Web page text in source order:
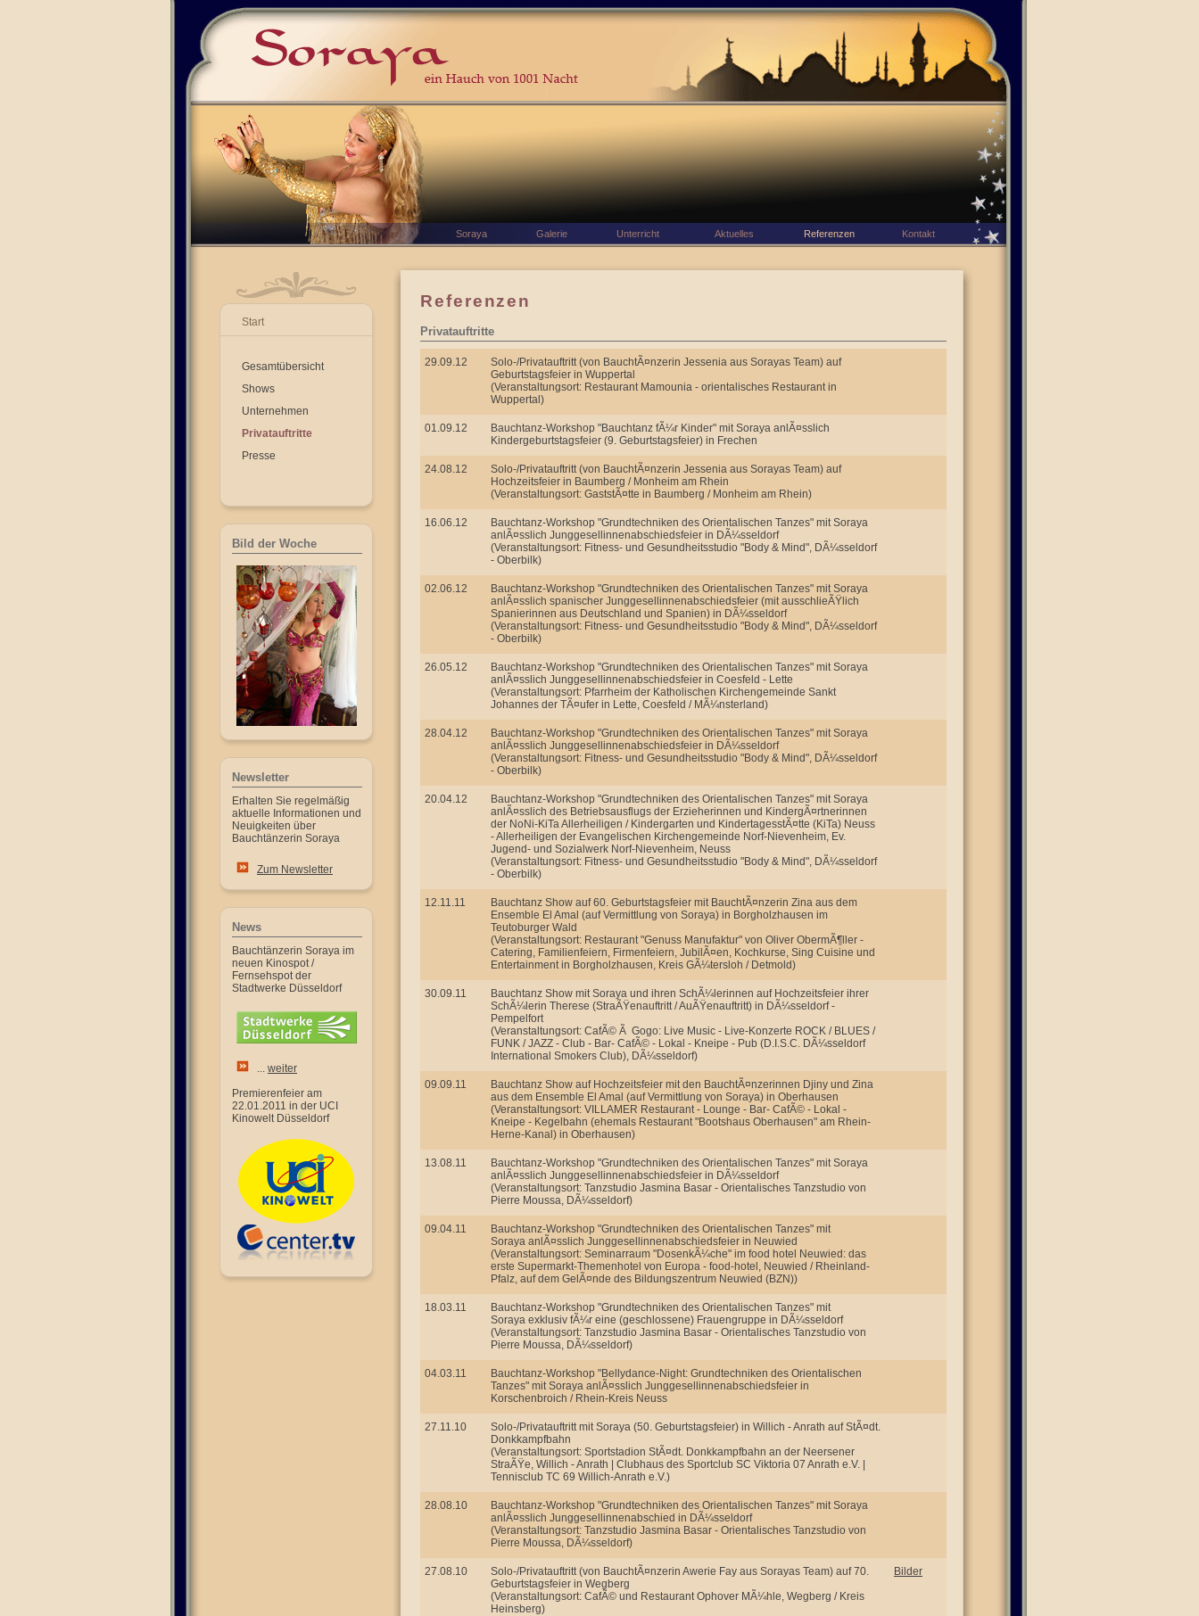
Start
Gesamtübersicht
Shows
Unternehmen
Privatauftritte
Presse
Bild der Woche
Newsletter
Erhalten Sie regelmäßig
aktuelle Informationen und
Neuigkeiten über
Bauchtänzerin Soraya
Zum Newsletter
News
Bauchtänzerin Soraya im
neuen Kinospot /
Fernsehspot der
Stadtwerke Düsseldorf
... weiter
Premierenfeier am
22.01.2011 in der UCI
Kinowelt Düsseldorf
Referenzen
Privatauftritte
29.09.12
Solo-/Privatauftritt (von BauchtÃ¤nzerin Jessenia aus Sorayas Team) auf
Geburtstagsfeier in Wuppertal
(Veranstaltungsort: Restaurant Mamounia - orientalisches Restaurant in
Wuppertal)
01.09.12
Bauchtanz-Workshop "Bauchtanz fÃ¼r Kinder" mit Soraya anlÃ¤sslich
Kindergeburtstagsfeier (9. Geburtstagsfeier) in Frechen
24.08.12
Solo-/Privatauftritt (von BauchtÃ¤nzerin Jessenia aus Sorayas Team) auf
Hochzeitsfeier in Baumberg / Monheim am Rhein
(Veranstaltungsort: GaststÃ¤tte in Baumberg / Monheim am Rhein)
16.06.12
Bauchtanz-Workshop "Grundtechniken des Orientalischen Tanzes" mit Soraya
anlÃ¤sslich Junggesellinnenabschiedsfeier in DÃ¼sseldorf
(Veranstaltungsort: Fitness- und Gesundheitsstudio "Body & Mind", DÃ¼sseldorf
- Oberbilk)
02.06.12
Bauchtanz-Workshop "Grundtechniken des Orientalischen Tanzes" mit Soraya
anlÃ¤sslich spanischer Junggesellinnenabschiedsfeier (mit ausschlieÃŸlich
Spanierinnen aus Deutschland und Spanien) in DÃ¼sseldorf
(Veranstaltungsort: Fitness- und Gesundheitsstudio "Body & Mind", DÃ¼sseldorf
- Oberbilk)
26.05.12
Bauchtanz-Workshop "Grundtechniken des Orientalischen Tanzes" mit Soraya
anlÃ¤sslich Junggesellinnenabschiedsfeier in Coesfeld - Lette
(Veranstaltungsort: Pfarrheim der Katholischen Kirchengemeinde Sankt
Johannes der TÃ¤ufer in Lette, Coesfeld / MÃ¼nsterland)
28.04.12
Bauchtanz-Workshop "Grundtechniken des Orientalischen Tanzes" mit Soraya
anlÃ¤sslich Junggesellinnenabschiedsfeier in DÃ¼sseldorf
(Veranstaltungsort: Fitness- und Gesundheitsstudio "Body & Mind", DÃ¼sseldorf
- Oberbilk)
20.04.12
Bauchtanz-Workshop "Grundtechniken des Orientalischen Tanzes" mit Soraya
anlÃ¤sslich des Betriebsausflugs der Erzieherinnen und KindergÃ¤rtnerinnen
der NoNi-KiTa Allerheiligen / Kindergarten und KindertagesstÃ¤tte (KiTa) Neuss
- Allerheiligen der Evangelischen Kirchengemeinde Norf-Nievenheim, Ev.
Jugend- und Sozialwerk Norf-Nievenheim, Neuss
(Veranstaltungsort: Fitness- und Gesundheitsstudio "Body & Mind", DÃ¼sseldorf
- Oberbilk)
12.11.11
Bauchtanz Show auf 60. Geburtstagsfeier mit BauchtÃ¤nzerin Zina aus dem
Ensemble El Amal (auf Vermittlung von Soraya) in Borgholzhausen im
Teutoburger Wald
(Veranstaltungsort: Restaurant "Genuss Manufaktur" von Oliver ObermÃ¶ller -
Catering, Familienfeiern, Firmenfeiern, JubilÃ¤en, Kochkurse, Sing Cuisine und
Entertainment in Borgholzhausen, Kreis GÃ¼tersloh / Detmold)
30.09.11
Bauchtanz Show mit Soraya und ihren SchÃ¼lerinnen auf Hochzeitsfeier ihrer
SchÃ¼lerin Therese (StraÃŸenauftritt / AuÃŸenauftritt) in DÃ¼sseldorf -
Pempelfort
(Veranstaltungsort: CafÃ© Ã Gogo: Live Music - Live-Konzerte ROCK / BLUES /
FUNK / JAZZ - Club - Bar- CafÃ© - Lokal - Kneipe - Pub (D.I.S.C. DÃ¼sseldorf
International Smokers Club), DÃ¼sseldorf)
09.09.11
Bauchtanz Show auf Hochzeitsfeier mit den BauchtÃ¤nzerinnen Djiny und Zina
aus dem Ensemble El Amal (auf Vermittlung von Soraya) in Oberhausen
(Veranstaltungsort: VILLAMER Restaurant - Lounge - Bar- CafÃ© - Lokal -
Kneipe - Kegelbahn (ehemals Restaurant "Bootshaus Oberhausen" am Rhein-
Herne-Kanal) in Oberhausen)
13.08.11
Bauchtanz-Workshop "Grundtechniken des Orientalischen Tanzes" mit Soraya
anlÃ¤sslich Junggesellinnenabschiedsfeier in DÃ¼sseldorf
(Veranstaltungsort: Tanzstudio Jasmina Basar - Orientalisches Tanzstudio von
Pierre Moussa, DÃ¼sseldorf)
09.04.11
Bauchtanz-Workshop "Grundtechniken des Orientalischen Tanzes" mit
Soraya anlÃ¤sslich Junggesellinnenabschiedsfeier in Neuwied
(Veranstaltungsort: Seminarraum "DosenkÃ¼che" im food hotel Neuwied: das
erste Supermarkt-Themenhotel von Europa - food-hotel, Neuwied / Rheinland-
Pfalz, auf dem GelÃ¤nde des Bildungszentrum Neuwied (BZN))
18.03.11
Bauchtanz-Workshop "Grundtechniken des Orientalischen Tanzes" mit
Soraya exklusiv fÃ¼r eine (geschlossene) Frauengruppe in DÃ¼sseldorf
(Veranstaltungsort: Tanzstudio Jasmina Basar - Orientalisches Tanzstudio von
Pierre Moussa, DÃ¼sseldorf)
04.03.11
Bauchtanz-Workshop "Bellydance-Night: Grundtechniken des Orientalischen
Tanzes" mit Soraya anlÃ¤sslich Junggesellinnenabschiedsfeier in
Korschenbroich / Rhein-Kreis Neuss
27.11.10
Solo-/Privatauftritt mit Soraya (50. Geburtstagsfeier) in Willich - Anrath auf StÃ¤dt.
Donkkampfbahn
(Veranstaltungsort: Sportstadion StÃ¤dt. Donkkampfbahn an der Neersener
StraÃŸe, Willich - Anrath | Clubhaus des Sportclub SC Viktoria 07 Anrath e.V. |
Tennisclub TC 69 Willich-Anrath e.V.)
28.08.10
Bauchtanz-Workshop "Grundtechniken des Orientalischen Tanzes" mit Soraya
anlÃ¤sslich Junggesellinnenabschied in DÃ¼sseldorf
(Veranstaltungsort: Tanzstudio Jasmina Basar - Orientalisches Tanzstudio von
Pierre Moussa, DÃ¼sseldorf)
27.08.10
Solo-/Privatauftritt (von BauchtÃ¤nzerin Awerie Fay aus Sorayas Team) auf 70.
Geburtstagsfeier in Wegberg
(Veranstaltungsort: CafÃ© und Restaurant Ophover MÃ¼hle, Wegberg / Kreis
Heinsberg)
Bilder
Soraya Galerie Unterricht Aktuelles Referenzen Kontakt